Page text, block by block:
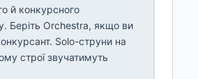
й конкурсного
Беріть Orchestra, якщо ви
Solo-струни на
строї звучатимуть